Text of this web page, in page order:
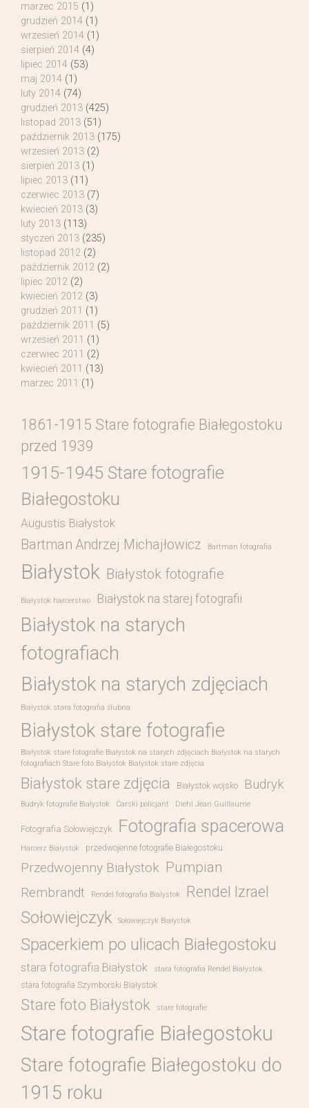
marzec 2015 (1)
grudzień 2014 (1)
wrzesień 2014 (1)
sierpień 2014 (4)
lipiec 2014 (53)
maj 2014 (1)
luty 2014 (74)
grudzień 2013 (425)
listopad 2013 (51)
październik 2013 (175)
wrzesień 2013 (2)
sierpień 2013 (1)
lipiec 2013 (11)
czerwiec 2013 (7)
kwiecień 2013 (3)
luty 2013 (113)
styczeń 2013 (235)
listopad 2012 (2)
październik 2012 (2)
lipiec 2012 (2)
kwiecień 2012 (3)
grudzień 2011 (1)
październik 2011 (5)
wrzesień 2011 (1)
czerwiec 2011 (2)
kwiecień 2011 (13)
marzec 2011 (1)
1861-1915 Stare fotografie Białegostoku
przed 1939
1915-1945 Stare fotografie
Białegostoku
Augustis Białystok
Bartman Andrzej Michajłowicz Bartman fotografia
Białystok Białystok fotografie
Białystok harcerstwo Białystok na starej fotografii
Białystok na starych
fotografiach
Białystok na starych zdjęciach
Białystok stara fotografia ślubna
Białystok stare fotografie
Białystok stare fotografie Białystok na starych zdjęciach Białystok na starych
fotografiach Stare foto Białystok Białystok stare zdjęcia
Białystok stare zdjęcia Białystok wojsko Budryk
Budryk fotografie Białystok Carski policjant Diehl Jean Guillaume
Fotografia Sołowiejczyk Fotografia spacerowa
Harcerz Białystok przedwojenne fotografie Białegostoku
Przedwojenny Białystok Pumpian
Rembrandt Rendel fotografia Bialystok Rendel Izrael
Sołowiejczyk Sołowiejczyk Białystok
Spacerkiem po ulicach Białegostoku
stara fotografia Białystok stara fotografia Rendel Białystok
stara fotografia Szymborski Białystok
Stare foto Białystok stare fotografie
Stare fotografie Białegostoku
Stare fotografie Białegostoku do
1915 roku